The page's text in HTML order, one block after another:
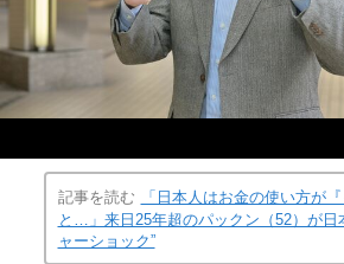
記事を読む
「日本人はお金の使い方が『
と…」来日25年超のパックン（52）が日
ャーショック”